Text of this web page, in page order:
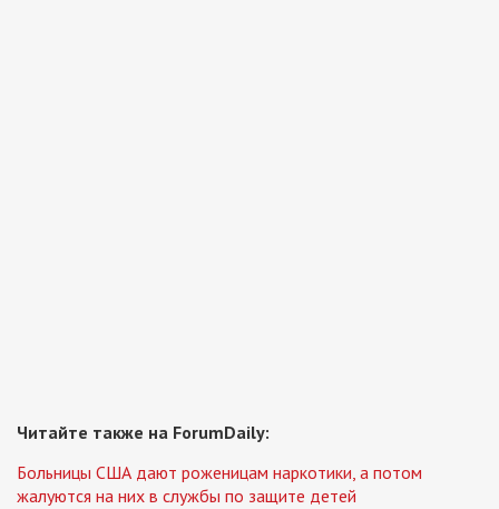
Читайте также на ForumDaily:
Больницы США дают роженицам наркотики, а потом
жалуются на них в службы по защите детей